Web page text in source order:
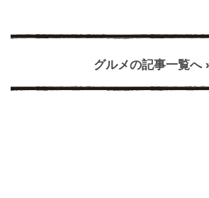
グルメの記事一覧へ